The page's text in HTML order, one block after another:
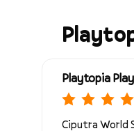
Playtopia
Ciputra World